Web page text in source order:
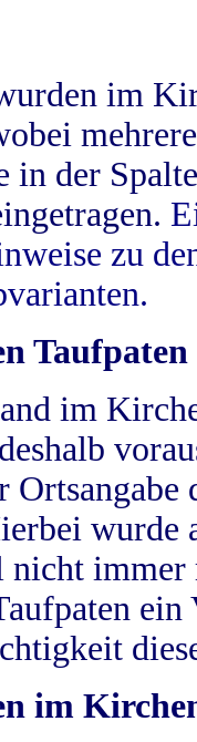
im
in der
zu
Taufpaten
im
wurde
nicht
im